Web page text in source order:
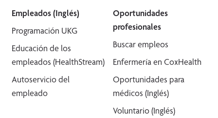
Empleados (Inglés)
Programación UKG
Educación de los
empleados (HealthStream)
Autoservicio del
empleado
Oportunidades
profesionales
Buscar empleos
Enfermería en CoxHealth
Oportunidades para
médicos (Inglés)
Voluntario (Inglés)